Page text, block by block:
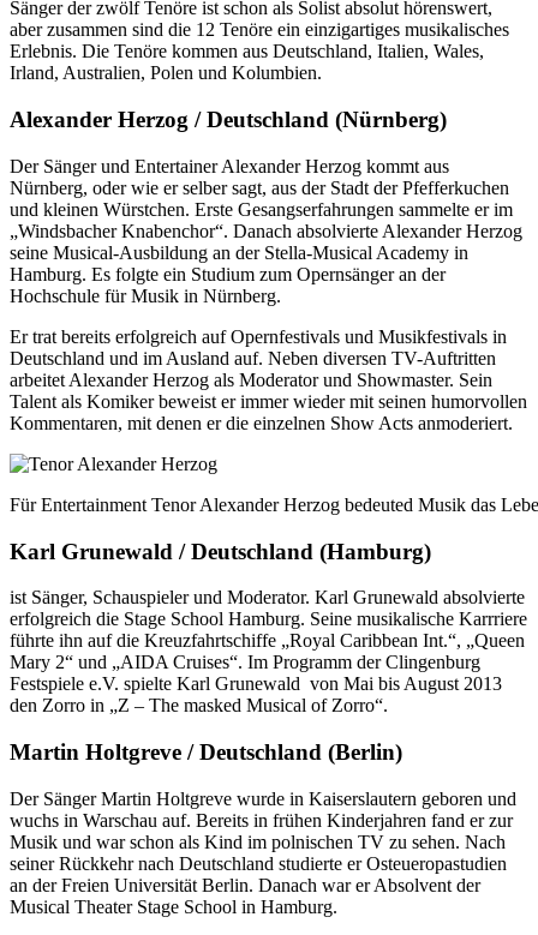
Sänger der zwölf Tenöre ist schon als Solist absolut hörenswert,
aber zusammen sind die 12 Tenöre ein einzigartiges musikalisches
Erlebnis. Die Tenöre kommen aus Deutschland, Italien, Wales,
Irland, Australien, Polen und Kolumbien.
Alexander Herzog / Deutschland (Nürnberg)
Der Sänger und Entertainer Alexander Herzog kommt aus
Nürnberg, oder wie er selber sagt, aus der Stadt der Pfefferkuchen
und kleinen Würstchen. Erste Gesangserfahrungen sammelte er im
„Windsbacher Knabenchor“. Danach absolvierte Alexander Herzog
seine Musical-Ausbildung an der Stella-Musical Academy in
Hamburg. Es folgte ein Studium zum Opernsänger an der
Hochschule für Musik in Nürnberg.
Er trat bereits erfolgreich auf Opernfestivals und Musikfestivals in
Deutschland und im Ausland auf. Neben diversen TV-Auftritten
arbeitet Alexander Herzog als Moderator und Showmaster. Sein
Talent als Komiker beweist er immer wieder mit seinen humorvollen
Kommentaren, mit denen er die einzelnen Show Acts anmoderiert.
Für Entertainment Tenor Alexander Herzog bedeuted Musik das
Karl Grunewald / Deutschland (Hamburg)
ist Sänger, Schauspieler und Moderator. Karl Grunewald absolvierte
erfolgreich die Stage School Hamburg. Seine musikalische Karrriere
führte ihn auf die Kreuzfahrtschiffe „Royal Caribbean Int.“, „Queen
Mary 2“ und „AIDA Cruises“. Im Programm der Clingenburg
Festspiele e.V. spielte Karl Grunewald von Mai bis August 2013
den Zorro in „Z – The masked Musical of Zorro“.
Martin Holtgreve / Deutschland (Berlin)
Der Sänger Martin Holtgreve wurde in Kaiserslautern geboren und
wuchs in Warschau auf. Bereits in frühen Kinderjahren fand er zur
Musik und war schon als Kind im polnischen TV zu sehen. Nach
seiner Rückkehr nach Deutschland studierte er Osteueropastudien
an der Freien Universität Berlin. Danach war er Absolvent der
Musical Theater Stage School in Hamburg.